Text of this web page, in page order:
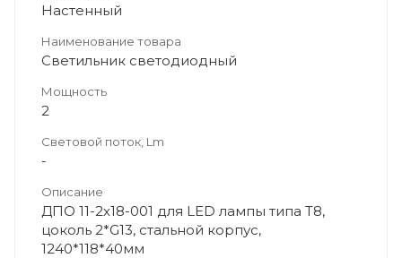
Настенный
Наименование товара
Светильник светодиодный
Мощность
2
Световой поток, Lm
-
Описание
ДПО 11-2х18-001 для LED лампы типа Т8,
цоколь 2*G13, стальной корпус,
1240*118*40мм